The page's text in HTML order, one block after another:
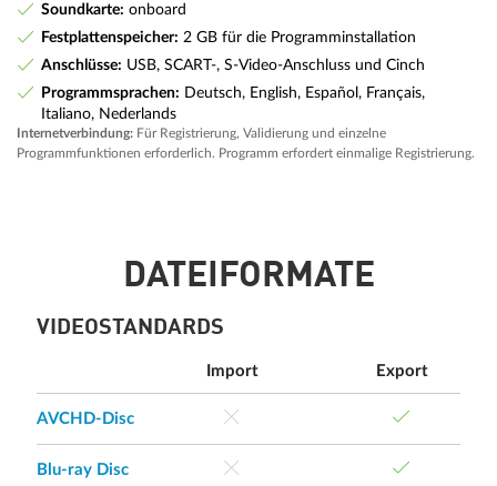
Soundkarte: onboard
Festplattenspeicher: 2 GB für die Programminstallation
Anschlüsse: USB, SCART-, S-Video-Anschluss und Cinch
Programmsprachen: Deutsch, English, Español, Français,
Italiano, Nederlands
Internetverbindung: Für Registrierung, Validierung und einzelne
Programmfunktionen erforderlich. Programm erfordert einmalige Registrierung.
DATEIFORMATE
VIDEOSTANDARDS
Import Export
AVCHD-Disc
Blu-ray Disc